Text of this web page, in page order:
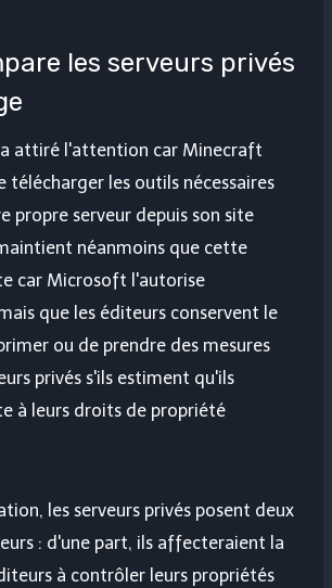
les serveurs privés
attiré l'attention car Minecraft
télécharger les outils nécessaires
propre serveur depuis son site
néanmoins que cette
car Microsoft l'autorise
que les éditeurs conservent le
ou de prendre des mesures
privés s'ils estiment qu'ils
à leurs droits de propriété
les serveurs privés posent deux
: d'une part, ils affecteraient la
à contrôler leurs propriétés